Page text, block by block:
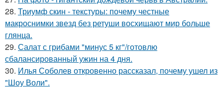
28. Триумф скин - текстуры: почему честные
макроснимки звезд без ретуши восхищают мир больше
глянца.
29. Салат с грибами "минус 5 кг"/готовлю
сбалансированный ужин на 4 дня.
30. Илья Соболев откровенно рассказал, почему ушел из
"Шоу Воли".